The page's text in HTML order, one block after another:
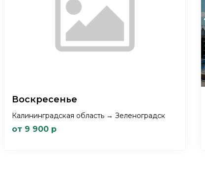
Воскресенье
Калининградская область → Зеленоградск
от 9 900 р